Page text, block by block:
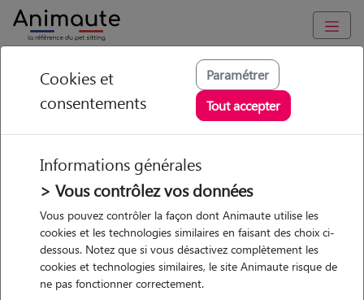
Animaute Bretagne Gouesnou
Chloe - Petsitter à
Gouesnou
• 25 ans
Cookies et
consentements
Paramétrer
Tout accepter
Informations générales
> Vous contrôlez vos données
Vous pouvez contrôler la façon dont Animaute utilise les
cookies et les technologies similaires en faisant des choix ci-
dessous. Notez que si vous désactivez complètement les
cookies et technologies similaires, le site Animaute risque de
ne pas fonctionner correctement.